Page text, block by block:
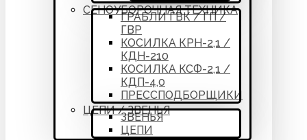
СЕНОУБОРОЧНАЯ ТЕХНИКА
ГРАБЛИ ГВК / ГП /
ГВР
КОСИЛКА КРН-2,1 /
КДН-210
КОСИЛКА КСФ-2,1 /
КДП-4,0
ПРЕССПОДБОРЩИКИ
ЦЕПИ / ЗВЕНЬЯ
ЗВЕНЬЯ
ЦЕПИ